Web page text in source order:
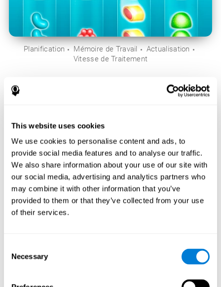
This website uses cookies
We use cookies to personalise content and ads, to
provide social media features and to analyse our traffic.
We also share information about your use of our site with
our social media, advertising and analytics partners who
may combine it with other information that you’ve
provided to them or that they’ve collected from your use
of their services.
Selection
Necessary
Planification Mémoire de Travail
Actualisation
Vitesse de Traitement